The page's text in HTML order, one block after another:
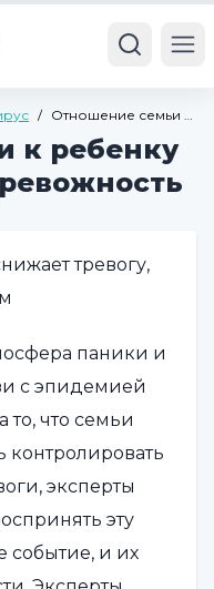
/ Отношение семьи к
определяет его
тревожность
к ребенку
тревогу,
паники и
с эпидемией
то, что семьи
эксперты
эту
событие, и их